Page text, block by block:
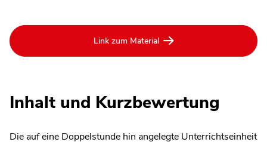
Link zum Material
Inhalt und Kurzbewertung
Die auf eine Doppelstunde hin angelegte Unterrichtseinheit